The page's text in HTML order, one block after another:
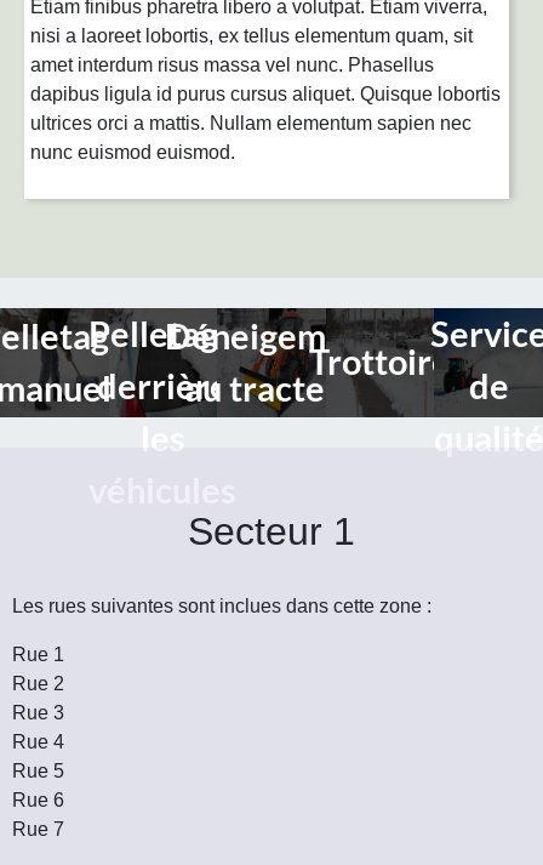
Etiam finibus pharetra libero a volutpat. Etiam viverra,
nisi a laoreet lobortis, ex tellus elementum quam, sit
amet interdum risus massa vel nunc. Phasellus
dapibus ligula id purus cursus aliquet. Quisque lobortis
ultrices orci a mattis. Nullam elementum sapien nec
nunc euismod euismod.
Pelletage
derrière
les
Déneigement
au tracteur
Trottoire
de
qualité
Secteur 1
Les rues suivantes sont inclues dans cette zone :
Rue 1
Rue 2
Rue 3
Rue 4
Rue 5
Rue 6
Rue 7